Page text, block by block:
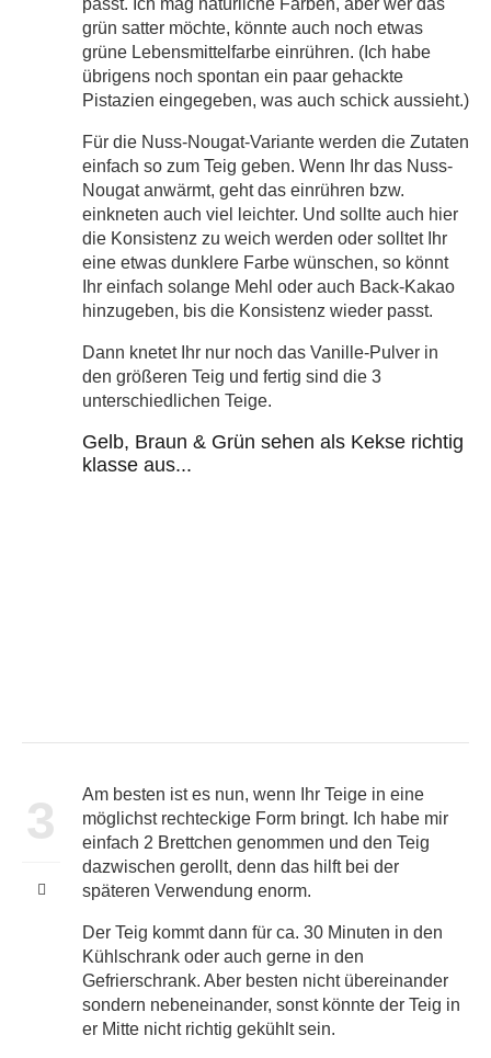
passt. Ich mag natürliche Farben, aber wer das
grün satter möchte, könnte auch noch etwas
grüne Lebensmittelfarbe einrühren. (Ich habe
übrigens noch spontan ein paar gehackte
Pistazien eingegeben, was auch schick aussieht.)
Für die Nuss-Nougat-Variante werden die Zutaten
einfach so zum Teig geben. Wenn Ihr das Nuss-
Nougat anwärmt, geht das einrühren bzw.
einkneten auch viel leichter. Und sollte auch hier
die Konsistenz zu weich werden oder solltet Ihr
eine etwas dunklere Farbe wünschen, so könnt
Ihr einfach solange Mehl oder auch Back-Kakao
hinzugeben, bis die Konsistenz wieder passt.
Dann knetet Ihr nur noch das Vanille-Pulver in
den größeren Teig und fertig sind die 3
unterschiedlichen Teige.
Gelb, Braun & Grün sehen als Kekse richtig
klasse aus...
3
Am besten ist es nun, wenn Ihr Teige in eine
möglichst rechteckige Form bringt. Ich habe mir
einfach 2 Brettchen genommen und den Teig
dazwischen gerollt, denn das hilft bei der
späteren Verwendung enorm.
Der Teig kommt dann für ca. 30 Minuten in den
Kühlschrank oder auch gerne in den
Gefrierschrank. Aber besten nicht übereinander
sondern nebeneinander, sonst könnte der Teig in
er Mitte nicht richtig gekühlt sein.